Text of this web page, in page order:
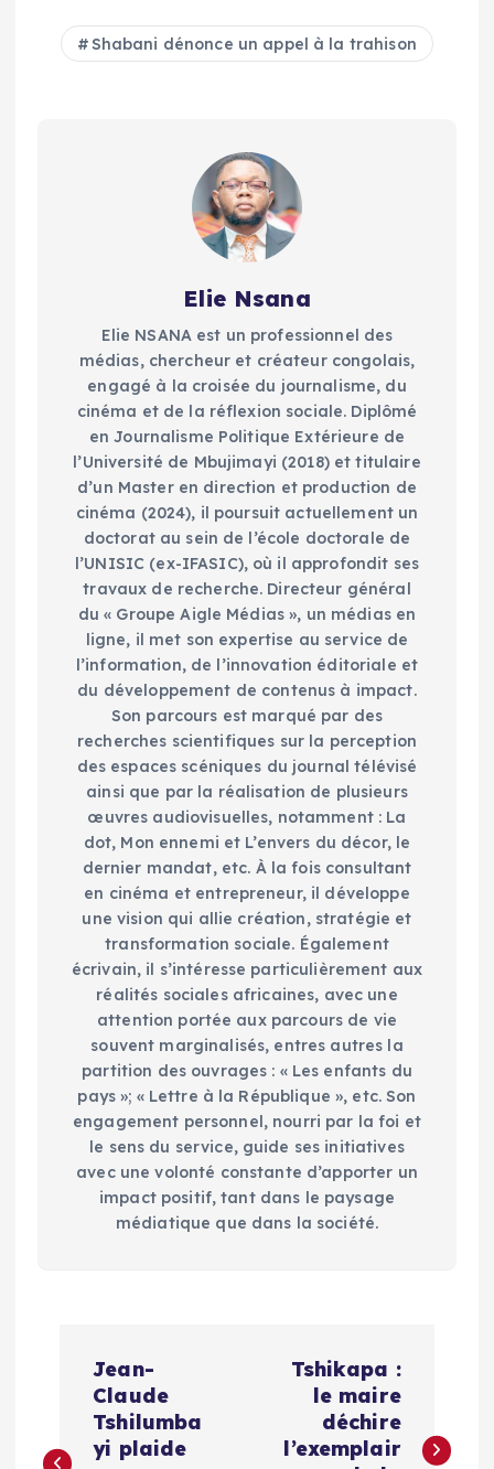
Shabani dénonce un appel à la trahison
Elie Nsana
Elie NSANA est un professionnel des
médias, chercheur et créateur congolais,
engagé à la croisée du journalisme, du
cinéma et de la réflexion sociale. Diplômé
en Journalisme Politique Extérieure de
l’Université de Mbujimayi (2018) et titulaire
d’un Master en direction et production de
cinéma (2024), il poursuit actuellement un
doctorat au sein de l’école doctorale de
l’UNISIC (ex-IFASIC), où il approfondit ses
travaux de recherche. Directeur général
du « Groupe Aigle Médias », un médias en
ligne, il met son expertise au service de
l’information, de l’innovation éditoriale et
du développement de contenus à impact.
Son parcours est marqué par des
recherches scientifiques sur la perception
des espaces scéniques du journal télévisé
ainsi que par la réalisation de plusieurs
œuvres audiovisuelles, notamment : La
dot, Mon ennemi et L’envers du décor, le
dernier mandat, etc. À la fois consultant
en cinéma et entrepreneur, il développe
une vision qui allie création, stratégie et
transformation sociale. Également
écrivain, il s’intéresse particulièrement aux
réalités sociales africaines, avec une
attention portée aux parcours de vie
souvent marginalisés, entres autres la
partition des ouvrages : « Les enfants du
pays »; « Lettre à la République », etc. Son
engagement personnel, nourri par la foi et
le sens du service, guide ses initiatives
avec une volonté constante d’apporter un
impact positif, tant dans le paysage
médiatique que dans la société.
Jean-
Claude
Tshilumba
yi plaide
Tshikapa :
le maire
déchire
l’exemplair